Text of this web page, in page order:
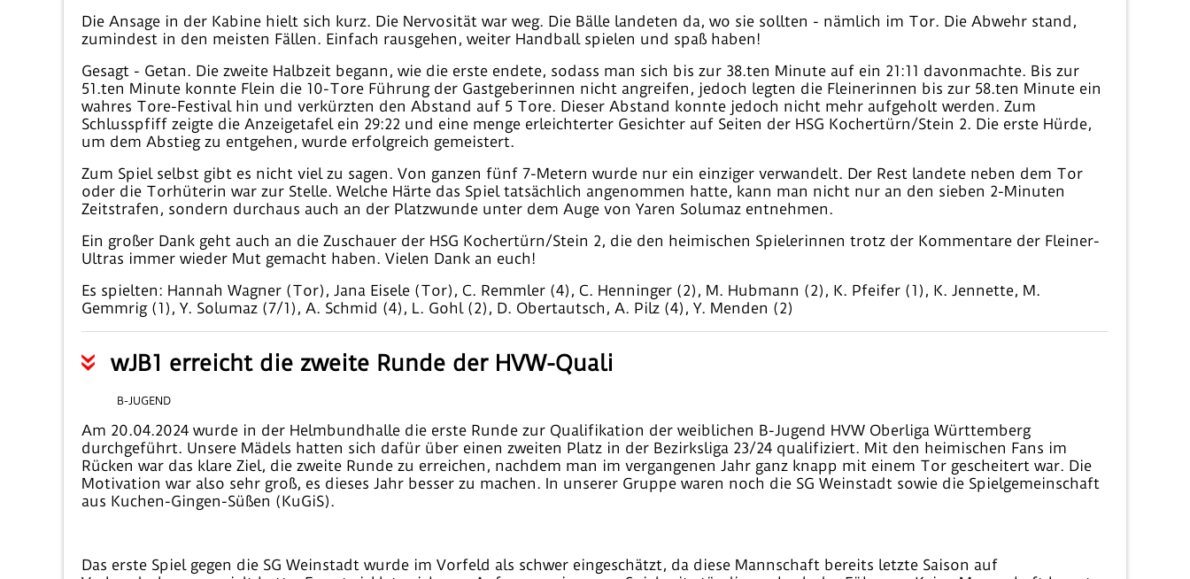
Die Ansage in der Kabine hielt sich kurz. Die Nervosität war weg. Die Bälle landeten da, wo sie sollten - nämlich im Tor. Die Abwehr stand,
zumindest in den meisten Fällen. Einfach rausgehen, weiter Handball spielen und spaß haben!
Gesagt - Getan. Die zweite Halbzeit begann, wie die erste endete, sodass man sich bis zur 38.ten Minute auf ein 21:11 davonmachte. Bis zur
51.ten Minute konnte Flein die 10-Tore Führung der Gastgeberinnen nicht angreifen, jedoch legten die Fleinerinnen bis zur 58.ten Minute ein
wahres Tore-Festival hin und verkürzten den Abstand auf 5 Tore. Dieser Abstand konnte jedoch nicht mehr aufgeholt werden. Zum
Schlusspfiff zeigte die Anzeigetafel ein 29:22 und eine menge erleichterter Gesichter auf Seiten der HSG Kochertürn/Stein 2. Die erste Hürde,
um dem Abstieg zu entgehen, wurde erfolgreich gemeistert.
Zum Spiel selbst gibt es nicht viel zu sagen. Von ganzen fünf 7-Metern wurde nur ein einziger verwandelt. Der Rest landete neben dem Tor
oder die Torhüterin war zur Stelle. Welche Härte das Spiel tatsächlich angenommen hatte, kann man nicht nur an den sieben 2-Minuten
Zeitstrafen, sondern durchaus auch an der Platzwunde unter dem Auge von Yaren Solumaz entnehmen.
Ein großer Dank geht auch an die Zuschauer der HSG Kochertürn/Stein 2, die den heimischen Spielerinnen trotz der Kommentare der Fleiner-
Ultras immer wieder Mut gemacht haben. Vielen Dank an euch!
Es spielten: Hannah Wagner (Tor), Jana Eisele (Tor), C. Remmler (4), C. Henninger (2), M. Hubmann (2), K. Pfeifer (1), K. Jennette, M.
Gemmrig (1), Y. Solumaz (7/1), A. Schmid (4), L. Gohl (2), D. Obertautsch, A. Pilz (4), Y. Menden (2)
wJB1 erreicht die zweite Runde der HVW-Quali
B-JUGEND
Am 20.04.2024 wurde in der Helmbundhalle die erste Runde zur Qualifikation der weiblichen B-Jugend HVW Oberliga Württemberg
durchgeführt. Unsere Mädels hatten sich dafür über einen zweiten Platz in der Bezirksliga 23/24 qualifiziert. Mit den heimischen Fans im
Rücken war das klare Ziel, die zweite Runde zu erreichen, nachdem man im vergangenen Jahr ganz knapp mit einem Tor gescheitert war. Die
Motivation war also sehr groß, es dieses Jahr besser zu machen. In unserer Gruppe waren noch die SG Weinstadt sowie die Spielgemeinschaft
aus Kuchen-Gingen-Süßen (KuGiS).
Das erste Spiel gegen die SG Weinstadt wurde im Vorfeld als schwer eingeschätzt, da diese Mannschaft bereits letzte Saison auf